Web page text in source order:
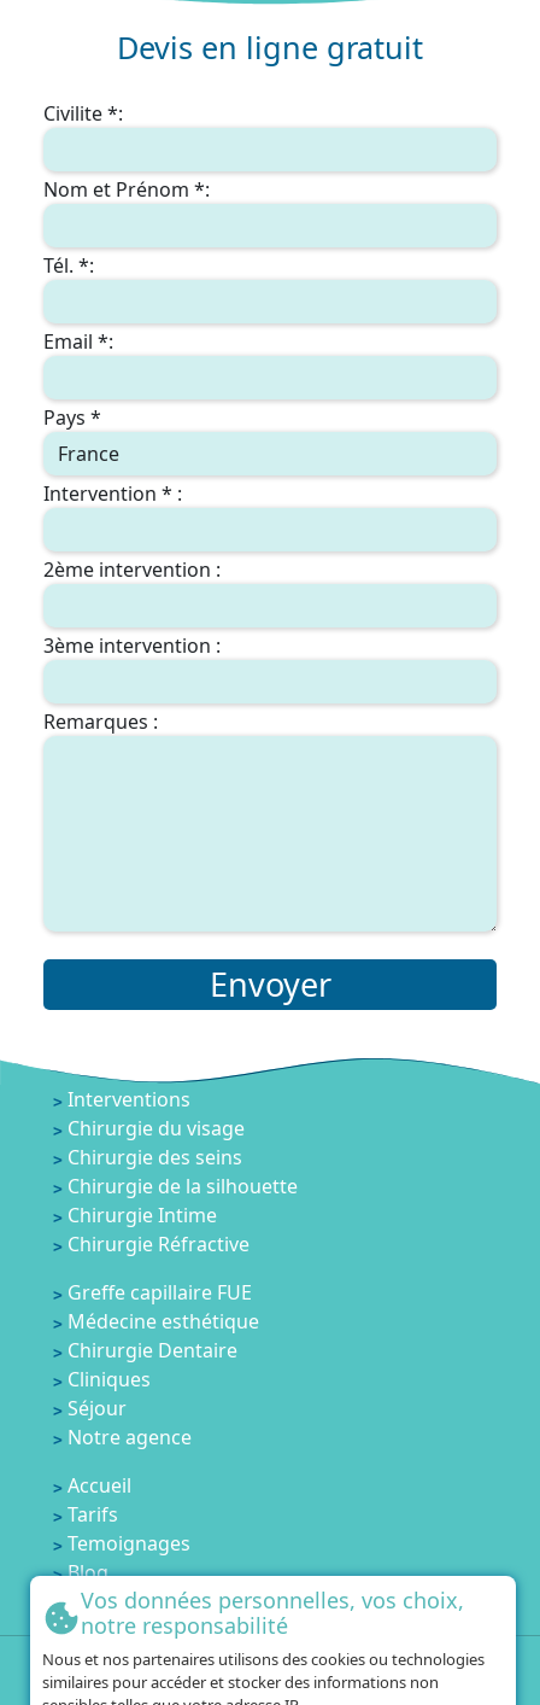
Devis en ligne gratuit
Civilite *:
Nom et Prénom *:
Tél. *:
Email *:
Pays *
Intervention * :
2ème intervention :
3ème intervention :
Remarques :
Envoyer
Interventions
Chirurgie du visage
Chirurgie des seins
Chirurgie de la silhouette
Chirurgie Intime
Chirurgie Réfractive
Greffe capillaire FUE
Médecine esthétique
Chirurgie Dentaire
Cliniques
Séjour
Notre agence
Accueil
Tarifs
Temoignages
Blog
Contactez-nous
+33 1 84 80 60 67
Vos données personnelles, vos choix,
notre responsabilité
Nous et nos partenaires utilisons des cookies ou technologies
similaires pour accéder et stocker des informations non